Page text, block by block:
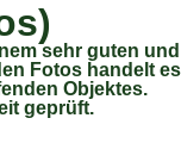
sehr guten und
Fotos handelt es
Objektes.
geprüft.